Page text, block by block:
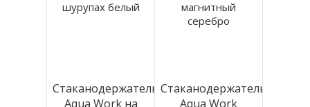
Стаканодержатель
Aqua Work на
Стаканодержатель
Aqua Work